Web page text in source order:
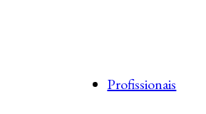
Profissionais